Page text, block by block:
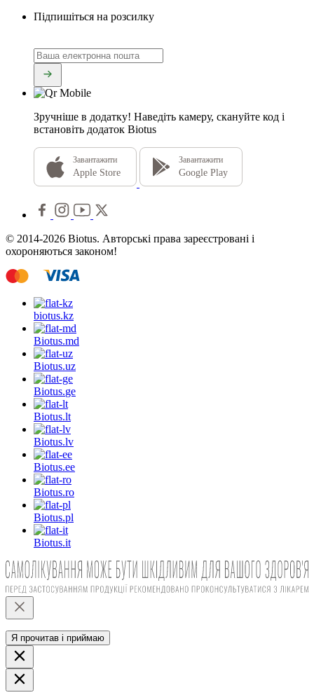
Підпишіться на розсилку
Зручніше в додатку! Наведіть камеру, скануйте код і
встановіть додаток Biotus
Завантажити
Apple Store
Завантажити
Google Play
© 2014-2026 Biotus. Авторські права зареєстровані і
охороняються законом!
biotus.kz
Biotus.md
Biotus.uz
Biotus.ge
Biotus.lt
Biotus.lv
Biotus.ee
Biotus.ro
Biotus.pl
Biotus.it
Я прочитав і приймаю